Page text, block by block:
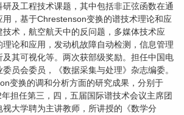
及工程技术课题，其中包括非正弦函数在通
，基于Chrestenson变换的谱技术理论和应
技术，航空航天中的反问题，多媒体技术应
理论和应用，发动机故障自动检测，信息管理
及其可视化等。两次获部级奖励。担任中国电
员会委员，《数据采集与处理》杂志编委。
变换的调和分析方面的研究成果，分别于
担任第三，四，五届国际谱技术会议主席团
视大学聘为主讲教师，所讲授的《数学分